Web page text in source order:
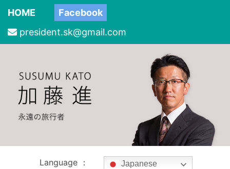
HOME
Facebook
president.sk@gmail.com
Language ： Japanese